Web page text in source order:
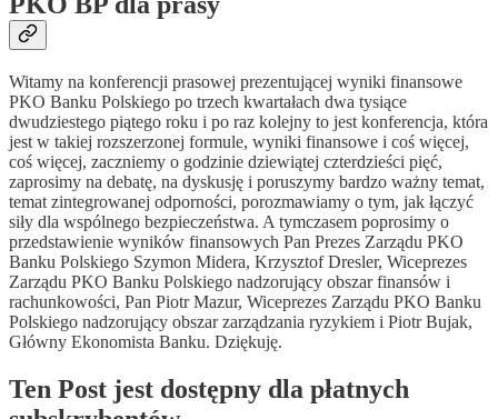
Witamy na konferencji prasowej prezentującej wyniki finansowe
PKO Banku Polskiego po trzech kwartałach dwa tysiące
dwudziestego piątego roku i po raz kolejny to jest konferencja, która
jest w takiej rozszerzonej formule, wyniki finansowe i coś więcej,
coś więcej, zaczniemy o godzinie dziewiątej czterdzieści pięć,
zaprosimy na debatę, na dyskusję i poruszymy bardzo ważny temat,
temat zintegrowanej odporności, porozmawiamy o tym, jak łączyć
siły dla wspólnego bezpieczeństwa. A tymczasem poprosimy o
przedstawienie wyników finansowych Pan Prezes Zarządu PKO
Banku Polskiego Szymon Midera, Krzysztof Dresler, Wiceprezes
Zarządu PKO Banku Polskiego nadzorujący obszar finansów i
rachunkowości, Pan Piotr Mazur, Wiceprezes Zarządu PKO Banku
Polskiego nadzorujący obszar zarządzania ryzykiem i Piotr Bujak,
Główny Ekonomista Banku. Dziękuję.
Ten Post jest dostępny dla płatnych